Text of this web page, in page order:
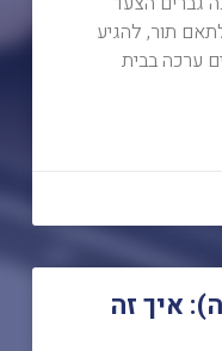
תור, להגיע
ערכה בבית
איך זה